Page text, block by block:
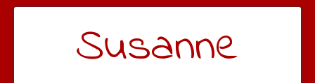
Susanne